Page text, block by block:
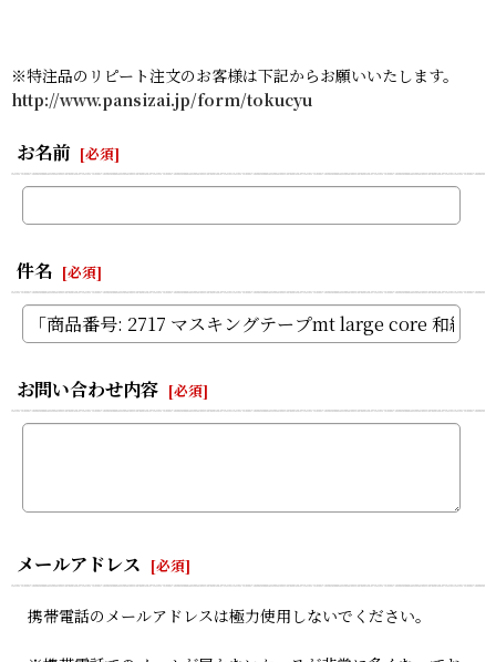
※特注品のリピート注文のお客様は下記からお願いいたします。
http://www.pansizai.jp/form/tokucyu
お名前 [必須]
件名 [必須]
お問い合わせ内容 [必須]
メールアドレス [必須]
携帯電話のメールアドレスは極力使用しないでください。